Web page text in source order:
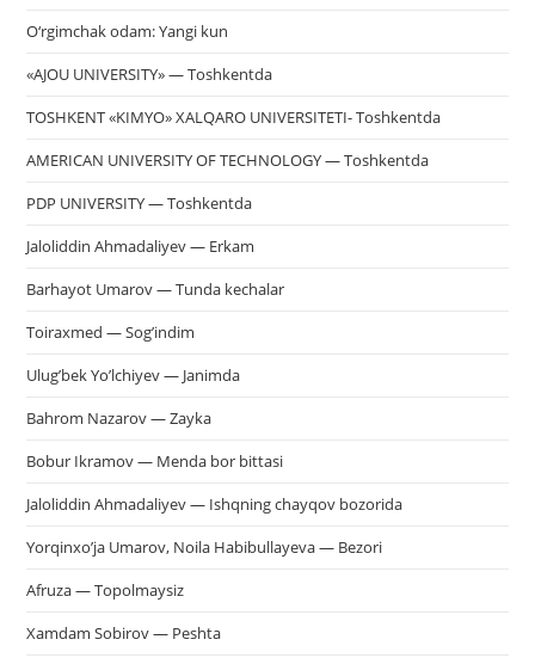
O‘rgimchak odam: Yangi kun
«AJOU UNIVERSITY» — Toshkentda
TOSHKENT «KIMYO» XALQARO UNIVERSITETI- Toshkentda
AMERICAN UNIVERSITY OF TECHNOLOGY — Toshkentda
PDP UNIVERSITY — Toshkentda
Jaloliddin Ahmadaliyev — Erkam
Barhayot Umarov — Tunda kechalar
Toiraxmed — Sog’indim
Ulug’bek Yo’lchiyev — Janimda
Bahrom Nazarov — Zayka
Bobur Ikramov — Menda bor bittasi
Jaloliddin Ahmadaliyev — Ishqning chayqov bozorida
Yorqinxo’ja Umarov, Noila Habibullayeva — Bezori
Afruza — Topolmaysiz
Xamdam Sobirov — Peshta